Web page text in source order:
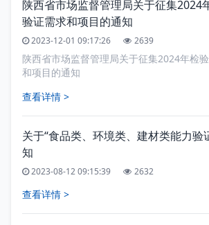
陕西省市场监督管理局关于征集2024
验证需求和项目的通知
2023-12-01 09:17:26 2639
陕西省市场监督管理局关于征集2024年检
和项目的通知
查看详情 >
关于“食品类、环境类、建材类能力验
知
2023-08-12 09:15:39 2632
查看详情 >